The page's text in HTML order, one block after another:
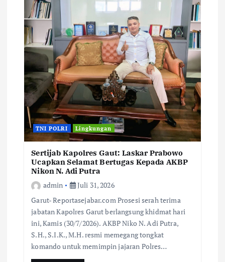
TNI POLRI Lingkungan
Sertijab Kapolres Gaut: Laskar Prabowo
Ucapkan Selamat Bertugas Kepada AKBP
Nikon N. Adi Putra
admin
Juli 31, 2026
Garut- Reportasejabar.com Prosesi serah terima
jabatan Kapolres Garut berlangsung khidmat hari
ini, Kamis (30/7/2026). AKBP Niko N. Adi Putra,
S.H., S.I.K., M.H. resmi memegang tongkat
komando untuk memimpin jajaran Polres…